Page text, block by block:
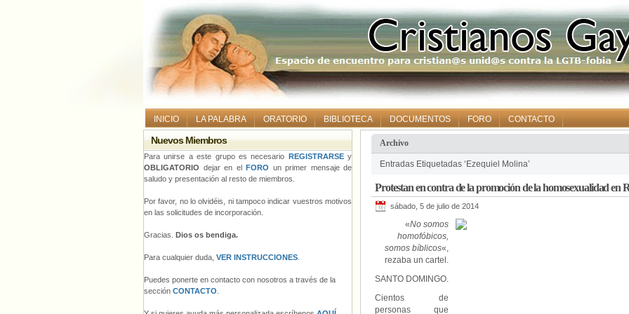
INICIO LA PALABRA ORATORIO BIBLIOTECA DOCUMENTOS FORO CONTACTO
Archivo
Entradas Etiquetadas ‘Ezequiel Molina’
Protestan en contra de la promoción de la homosexualidad en
sábado, 5 de julio de 2014
«No somos
homofóbicos,
somos bíblicos«,
rezaba un cartel.
SANTO DOMINGO.
Cientos de
personas que
Nuevos Miembros
Para unirse a este grupo es necesario REGISTRARSEy
OBLIGATORIO dejar en el FORO un primer mensaje de
saludo y presentación al resto de miembros.
Por favor, no lo olvidéis, ni tampoco indicar vuestros motivos
en las solicitudes de incorporación.
Gracias. Dios os bendiga.
Para cualquier duda, VER INSTRUCCIONES
Puedes ponerte en contacto con nosotros a través de la
sección CONTACTO